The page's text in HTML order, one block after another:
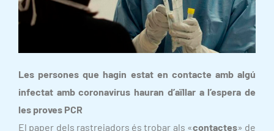
Les persones que hagin estat en contacte amb algú
infectat amb coronavirus hauran d’aïllar a l’espera de
les proves PCR
El paper dels rastrejadors és trobar als «contactes» de